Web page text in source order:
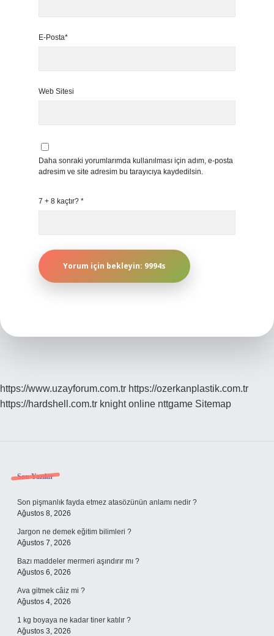
E-Posta*
Web Sitesi
Daha sonraki yorumlarımda kullanılması için adım, e-posta
adresim ve site adresim bu tarayıcıya kaydedilsin.
7 + 8 kaçtır? *
https://www.uzayforum.com.tr https://ozerkanplastik.com.tr
https://hardshell.com.tr knight online nttgame Sitemap
Sidebar
Son Yazılar
Son pişmanlık fayda etmez atasözünün anlamı nedir ?
Ağustos 8, 2026
Jargon ne demek eğitim bilimleri ?
Ağustos 7, 2026
Bazı maddeler mermeri aşındırır mı ?
Ağustos 6, 2026
Ava gitmek câiz mi ?
Ağustos 4, 2026
1 kg boyaya ne kadar tiner katılır ?
Ağustos 3, 2026